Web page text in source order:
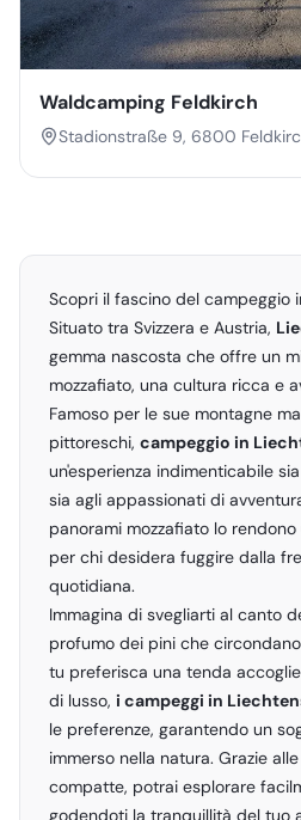
Waldcamping Feldkirch
Stadionstraße 9, 6800
Scopri il fascino del campeggio
Situato tra Svizzera e Austria,
gemma nascosta che offre un
mozzafiato, una cultura ricca e
Famoso per le sue montagne
pittoreschi, campeggio in
un'esperienza indimenticabile
sia agli appassionati di
panorami mozzafiato lo
per chi desidera fuggire dalla
quotidiana.
Immagina di svegliarti al canto
profumo dei pini che
tu preferisca una tenda
di lusso, i campeggi in
le preferenze, garantendo un
immerso nella natura. Grazie
compatte, potrai esplorare
godendoti la tranquillità del tuo